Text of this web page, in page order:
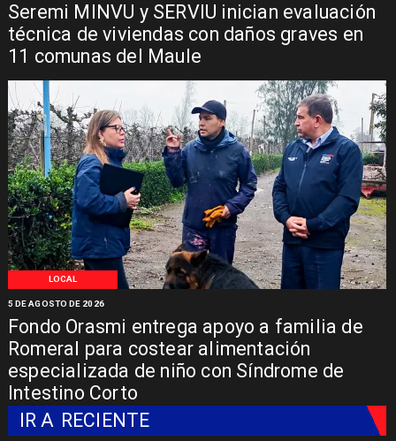
Seremi MINVU y SERVIU inician evaluación
técnica de viviendas con daños graves en
11 comunas del Maule
LOCAL
Fondo Orasmi entrega apoyo a familia de
Romeral para costear alimentación
especializada de niño con Síndrome de
Intestino Corto
5 DE AGOSTO DE 2026
IR A RECIENTE